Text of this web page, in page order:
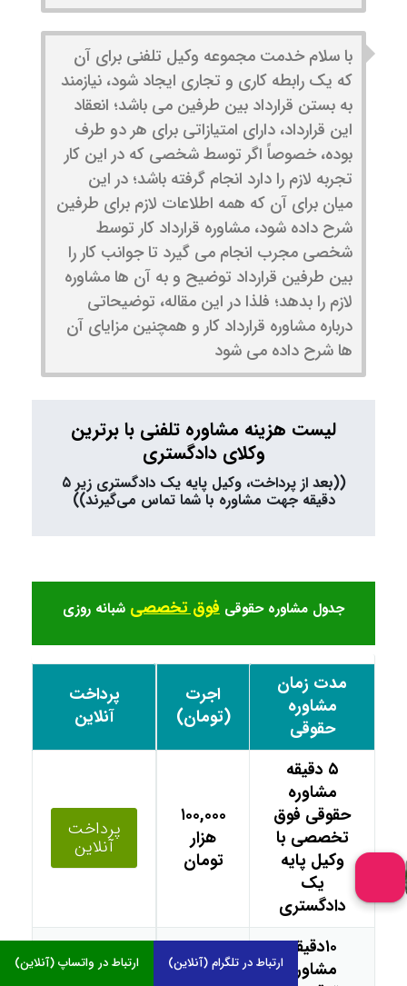
با سلام خدمت مجموعه وکیل تلفنی برای آن
که یک رابطه کاری و تجاری ایجاد شود، نیازمند
به بستن قرارداد بین طرفین می باشد؛ انعقاد
این قرارداد، دارای امتیازاتی برای هر دو طرف
بوده، خصوصاً اگر توسط شخصی که در این کار
تجربه لازم را دارد انجام گرفته باشد؛ در این
میان برای آن که همه اطلاعات لازم برای طرفین
شرح داده شود، مشاوره قرارداد کار توسط
شخصی مجرب انجام می گیرد تا جوانب کار را
بین طرفین قرارداد توضیح و به آن ها مشاوره
لازم را بدهد؛ فلذا در این مقاله، توضیحاتی
درباره مشاوره قرارداد کار و همچنین مزایای آن
ها شرح داده می شود
لیست هزینه مشاوره تلفنی با برترین
وکلای دادگستری
((بعد از پرداخت، وکیل پایه یک دادگستری زیر ۵
دقیقه جهت مشاوره با شما تماس می‌گیرند))
جدول مشاوره حقوقی فوق تخصصی شبانه روزی
مدت زمان
مشاوره
حقوقی
اجرت
(تومان)
پرداخت
آنلاین
۵ دقیقه
مشاوره
حقوقی فوق
تخصصی با
وکیل پایه
یک
دادگستری
۱۰۰,۰۰۰
هزار
تومان
پرداخت
آنلاین
۱۰دقیقه
مشاوره
ارتباط در واتساپ (آنلاین) ارتباط در تلگرام (آنلاین)